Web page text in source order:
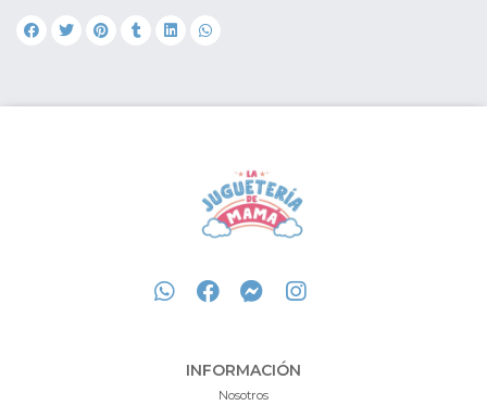
INFORMACIÓN
Nosotros